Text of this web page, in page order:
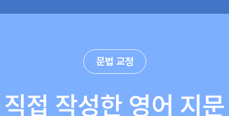
문법 교정
직접 작성한 영어 지문